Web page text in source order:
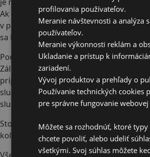
Ak záloha, alebo celá platba nebude
v prospech daného účtu v stanovenom
sa k danému dátumu ruší.
Podmienky stornovania pobytu
Zálohová platba za pobyt bude vrátená
prípade, keď my (SKI Čierny Balog) ako
služieb, nebudeme môcť poskytnúť Vami
služby.
Storno pobytu oznámi klient písomne
kolibaciernybalog@gmail.com
profilovania používateľov.
Meranie návštevnosti a analýza
používateľov.
Meranie výkonnosti reklám a
Ukladanie a prístup k
zariadení.
Vývoj produktov a prehľady o
Používanie technických cookies
pre správne fungovanie
Môžete sa rozhodnúť, ktoré typy
chcete povoliť, alebo udeliť
všetkými. Svoj súhlas môžete